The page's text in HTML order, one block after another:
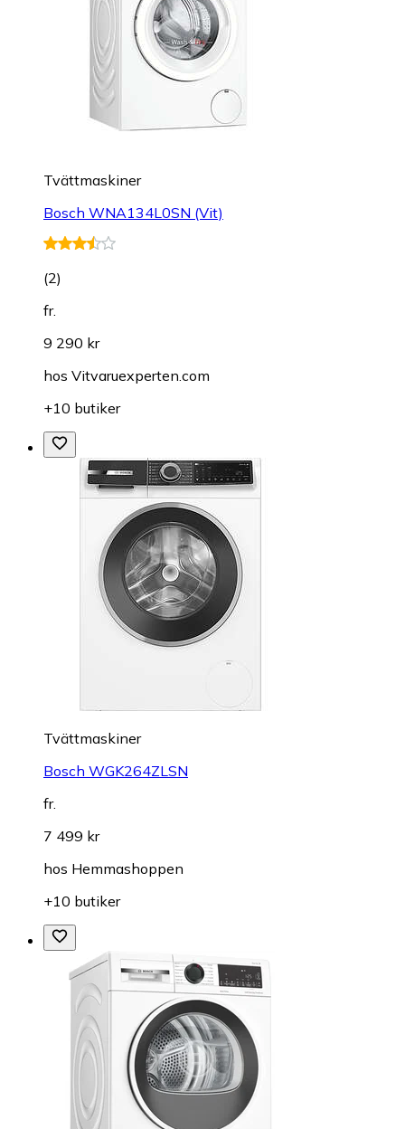
Tvättmaskiner
Bosch WNA134L0SN (Vit)
(2)
fr.
9 290 kr
hos Vitvaruexperten.com
+10 butiker
Tvättmaskiner
Bosch WGK264ZLSN
fr.
7 499 kr
hos Hemmashoppen
+10 butiker